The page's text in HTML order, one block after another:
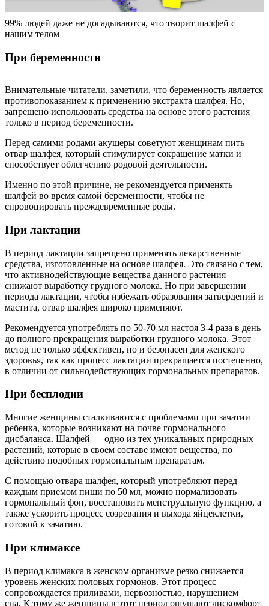
99% людей даже не догадываются, что творит шалфей с
нашим телом
При беременности
Внимательные читатели, заметили, что беременность является
противопоказанием к применению экстракта шалфея. Но,
запрещено использовать средства на основе этого растения
только в период беременности.
Перед самими родами акушеры советуют женщинам пить
отвар шалфея, который стимулирует сокращение матки и
способствует облегчению родовой деятельности.
Именно по этой причине, не рекомендуется применять
шалфей во время самой беременности, чтобы не
спровоцировать преждевременные роды.
При лактации
В период лактации запрещено применять лекарственные
средства, изготовленные на основе шалфея. Это связано с тем,
что активнодействующие вещества данного растения
снижают выработку грудного молока. Но при завершении
периода лактации, чтобы избежать образования затвердений и
мастита, отвар шалфея широко применяют.
Рекомендуется употреблять по 50-70 мл настоя 3-4 раза в день
до полного прекращения выработки грудного молока. Этот
метод не только эффективен, но и безопасен для женского
здоровья, так как процесс лактации прекращается постепенно,
в отличии от сильнодействующих гормональных препаратов.
При бесплодии
Многие женщины сталкиваются с проблемами при зачатии
ребенка, которые возникают на почве гормонального
дисбаланса. Шалфей — одно из тех уникальных природных
растений, которые в своем составе имеют вещества, по
действию подобных гормональным препаратам.
С помощью отвара шалфея, который употребляют перед
каждым приемом пищи по 50 мл, можно нормализовать
гормональный фон, восстановить менструальную функцию, а
также ускорить процесс созревания и выхода яйцеклетки,
готовой к зачатию.
При климаксе
В период климакса в женском организме резко снижается
уровень женских половых гормонов. Этот процесс
сопровождается приливами, нервозностью, нарушением
сна. К тому же женщины в этот период ощущают дискомфорт